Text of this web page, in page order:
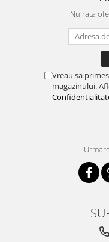
Nu rata
Vreau sa
magazinului.